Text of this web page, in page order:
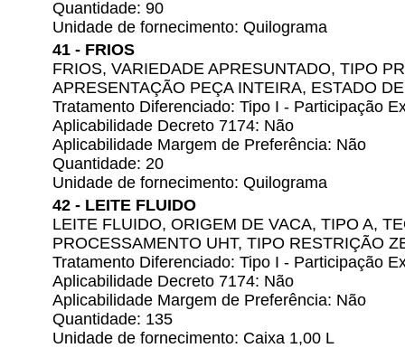
Quantidade: 90
Unidade de fornecimento: Quilograma
41 - FRIOS
FRIOS, VARIEDADE APRESUNTADO, TIPO
APRESENTAÇÃO PEÇA INTEIRA, ESTADO
Tratamento Diferenciado: Tipo I - Participação
Aplicabilidade Decreto 7174: Não
Aplicabilidade Margem de Preferência: Não
Quantidade: 20
Unidade de fornecimento: Quilograma
42 - LEITE FLUIDO
LEITE FLUIDO, ORIGEM DE VACA, TIPO A,
PROCESSAMENTO UHT, TIPO RESTRIÇÃO
Tratamento Diferenciado: Tipo I - Participação
Aplicabilidade Decreto 7174: Não
Aplicabilidade Margem de Preferência: Não
Quantidade: 135
Unidade de fornecimento: Caixa 1,00 L